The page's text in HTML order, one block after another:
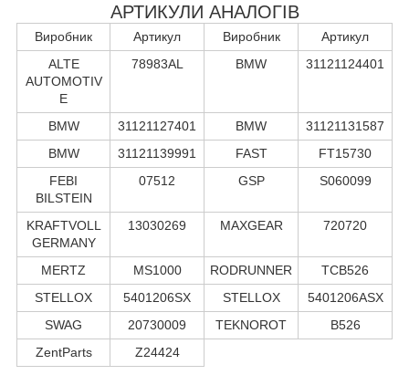
АРТИКУЛИ АНАЛОГІВ
Виробник Артикул Виробник
Артикул
ALTE
AUTOMOTIV
E
78983AL BMW 31121124401
BMW 31121127401 BMW
31121131587
BMW
31121139991 FAST
FT15730
FEBI
BILSTEIN
07512 GSP S060099
KRAFTVOLL
GERMANY
13030269 MAXGEAR 720720
MERTZ MS1000 RODRUNNER
TCB526
STELLOX
5401206SX STELLOX
5401206ASX
SWAG
20730009 TEKNOROT
B526
ZentParts
Z24424